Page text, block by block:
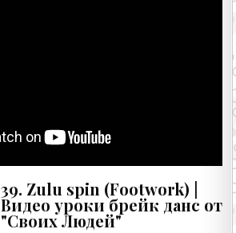
39. Zulu spin (Footwork) |
Видео уроки брейк данс от
"Своих Людей"